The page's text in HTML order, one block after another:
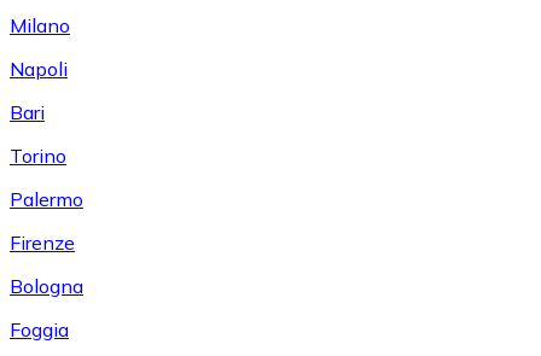
Milano
Napoli
Bari
Torino
Palermo
Firenze
Bologna
Foggia